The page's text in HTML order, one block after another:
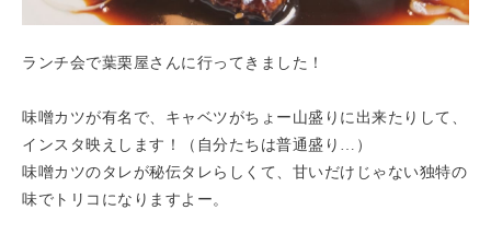
ランチ会で葉栗屋さんに行ってきました！
味噌カツが有名で、キャベツがちょー山盛りに出来たりして、
インスタ映えします！（自分たちは普通盛り…）
味噌カツのタレが秘伝タレらしくて、甘いだけじゃない独特の
味でトリコになりますよー。